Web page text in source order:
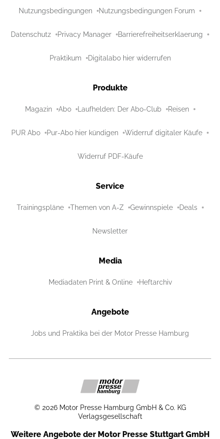
Nutzungsbedingungen Nutzungsbedingungen Forum
Datenschutz Privacy Manager Barrierefreiheitserklaerung
Praktikum Digitalabo hier widerrufen
Produkte
Magazin Abo Laufhelden: Der Abo-Club Reisen
PUR Abo Pur-Abo hier kündigen Widerruf digitaler Käufe
Widerruf PDF-Käufe
Service
Trainingspläne Themen von A-Z Gewinnspiele Deals
Newsletter
Media
Mediadaten Print & Online Heftarchiv
Angebote
Jobs und Praktika bei der Motor Presse Hamburg
© 2026 Motor Presse Hamburg GmbH & Co. KG
Verlagsgesellschaft
Weitere Angebote der Motor Presse Stuttgart GmbH